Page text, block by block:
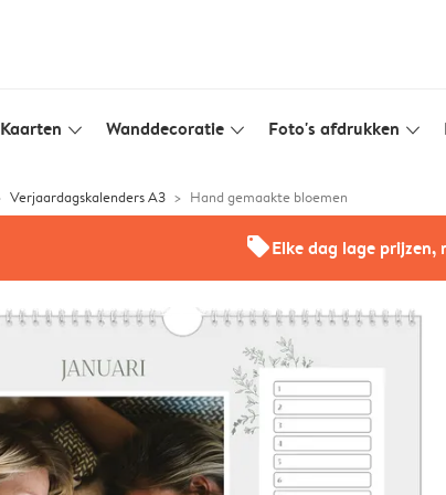
Kaarten slim_arrow_down Wanddecoratie slim_arrow_down Foto's afdrukken slim_arrow_down
Verjaardagskalenders A3 Hand gemaakte bloemen
offersElke dag lage